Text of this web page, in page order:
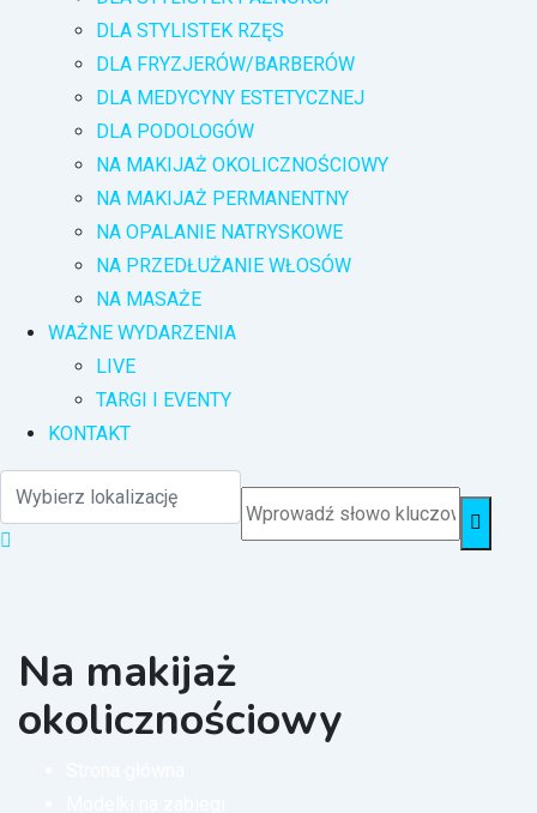
DLA STYLISTEK RZĘS
DLA FRYZJERÓW/BARBERÓW
DLA MEDYCYNY ESTETYCZNEJ
DLA PODOLOGÓW
NA MAKIJAŻ OKOLICZNOŚCIOWY
NA MAKIJAŻ PERMANENTNY
NA OPALANIE NATRYSKOWE
NA PRZEDŁUŻANIE WŁOSÓW
NA MASAŻE
WAŻNE WYDARZENIA
LIVE
TARGI I EVENTY
KONTAKT
Na makijaż
okolicznościowy